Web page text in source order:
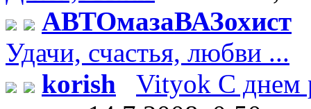
АВТОмазаВАЗохист
Удачи, счастья, любви ...
korish
Vityok С днем